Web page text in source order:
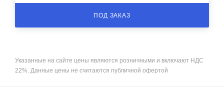
ПОД ЗАКАЗ
Указанные на сайте цены являются розничными и включают НДС
22%. Данные цены не считаются публичной офертой